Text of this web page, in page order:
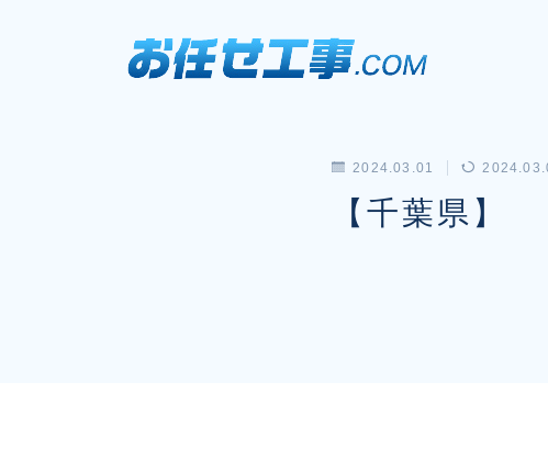
2024.03.01
【千葉県】